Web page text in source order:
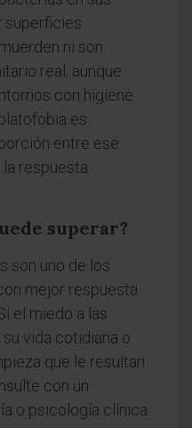
superficies
ni son
real, aunque
con higiene
es
entre ese
respuesta
superar?
son uno de los
mejor respuesta
el miedo a las
vida cotidiana o
que le resultan
con un
o psicología clínica.